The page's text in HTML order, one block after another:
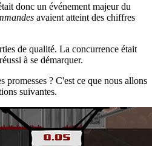
donc un événement majeur du
avaient atteint des chiffres
de qualité. La concurrence était
à se démarquer.
promesses ? C'est ce que nous allons
suivantes.